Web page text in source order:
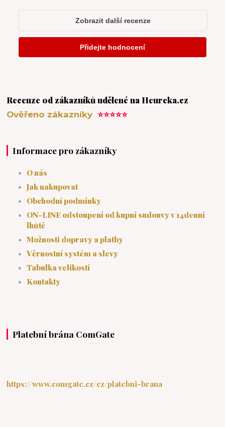
Recenze od zákazníků udělené na Heureka.cz
Ověřeno zákazníky⭐⭐⭐⭐⭐
Informace pro zákazníky
O nás
Jak nakupovat
Obchodní podmínky
ON-LINE odstoupení od kupní smlouvy v 14denní
lhůtě
Možnosti dopravy a platby
Věrnostní systém a slevy
Tabulka velikostí
Kontakty
Platební brána ComGate
https://www.comgate.cz/cz/platebni-brana